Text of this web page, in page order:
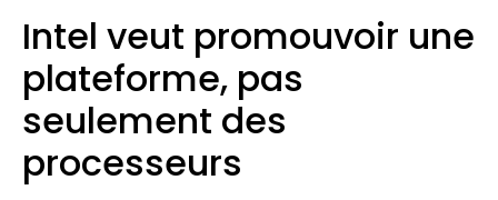
Intel veut promouvoir une
plateforme, pas
seulement des
processeurs